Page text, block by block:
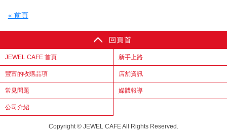
« 前頁
JEWEL CAFE 首頁 新手上路
豐富的收購品項 店舗資訊
常見問題 媒體報導
公司介紹
Copyright © JEWEL CAFE All Rights Reserved.